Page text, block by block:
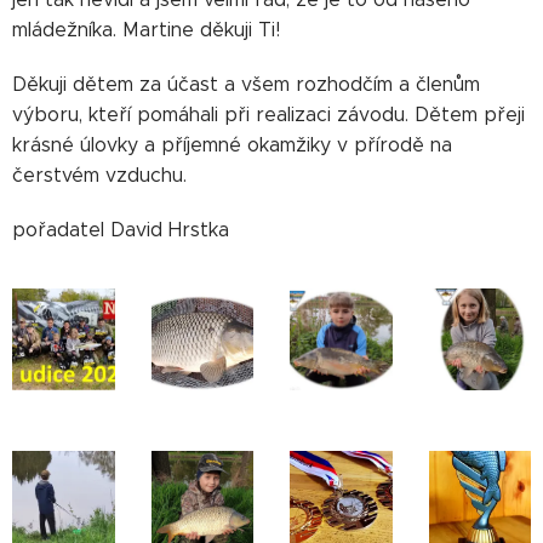
mládežníka. Martine děkuji Ti!
Děkuji dětem za účast a všem rozhodčím a členům
výboru, kteří pomáhali při realizaci závodu. Dětem přeji
krásné úlovky a příjemné okamžiky v přírodě na
čerstvém vzduchu.
pořadatel David Hrstka